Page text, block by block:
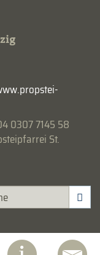
0307 7145 58
St.